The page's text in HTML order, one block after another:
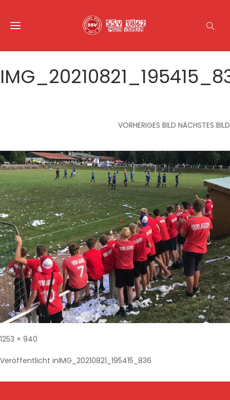
VORHERIGES BILD NÄCHSTES BILD
1253 × 940
Veröffentlicht inIMG_20210821_195415_836